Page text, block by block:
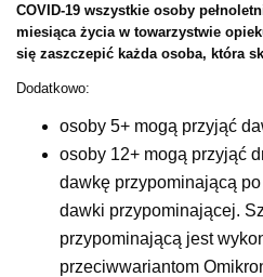
COVID-19 wszystkie osoby
miesiąca życia w towarzystwie
się zaszczepić każda osoba, która
Dodatkowo:
osoby 5+ mogą przyjąć
osoby 12+ mogą przyjąć
dawkę przypominającą
dawki przypominającej.
przypominającą jest
przeciwwariantom